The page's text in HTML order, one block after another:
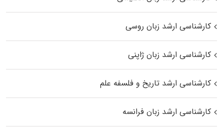
کارشناسی ارشد زبان روسی
کارشناسی ارشد زبان ژاپنی
کارشناسی ارشد تاریخ و فلسفه علم
کارشناسی ارشد زبان فرانسه